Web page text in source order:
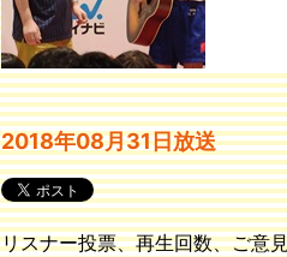
2018年08月31日放送
リスナー投票、再生回数、ご意